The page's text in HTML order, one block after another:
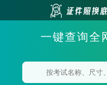
一键查询全